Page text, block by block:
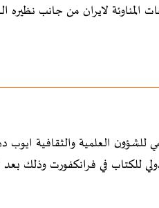
لايران من جانب نظيره
للشؤون العلمية والثقافية